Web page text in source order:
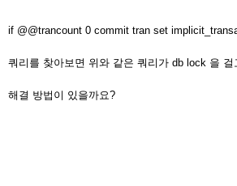
if @@trancount 0 commit tran set
쿼리를 찾아보면 위와 같은 쿼리가 db lock 을 걸
해결 방법이 있을까요?